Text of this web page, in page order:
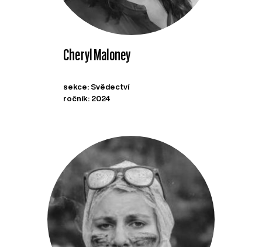
Cheryl Maloney
sekce: Svědectví
ročník: 2024